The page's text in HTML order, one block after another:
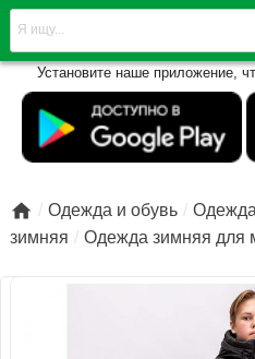
Установите наше приложение,
 Одежда и обувь
зимняя
Одежда зимняя для